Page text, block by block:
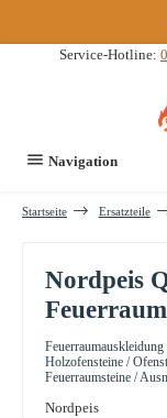
Service-Hotline:
Navigation
Startseite Ersatzteile
Nordpeis
Holzofensteine /
Feuerraumsteine /
Nordpeis